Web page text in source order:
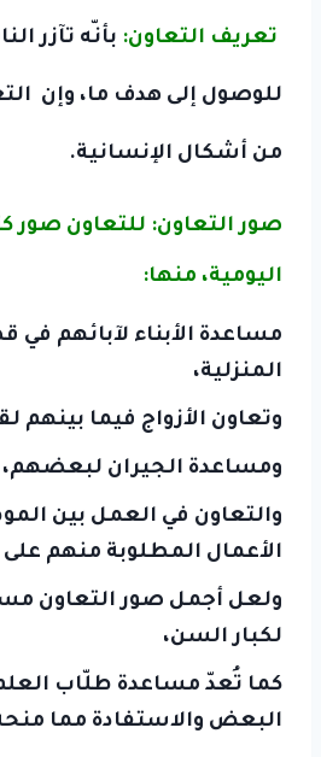
تعريف التعاون: بأنّه تآزر
للوصول إلى هدف ما، وإن
من أشكال الإنسانية.
صور التعاون: للتعاون صور
اليومية، منها:
مساعدة الأبناء لآبائهم في
المنزلية،
وتعاون الأزواج فيما بينهم
ومساعدة الجيران لبعضهم،
والتعاون في العمل بين
الأعمال المطلوبة منهم
ولعل أجمل صور التعاون
لكبار السن،
كما تُعدّ مساعدة طلّاب
البعض والاستفادة مما